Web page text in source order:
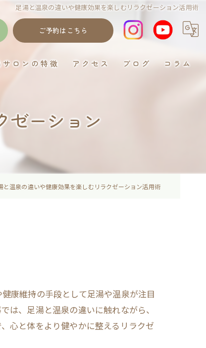
足湯と温泉の違いや健康効果を楽しむリラクゼーション活用術
ご予約はこちら
サロンの特徴
ットクリーナー
ネイト活性
アクセス ブログ コラム
ゼーション
と温泉の違いや健康効果を楽しむリラクゼーション活用術
康維持の手段として足湯や温泉が注目
は、足湯と温泉の違いに触れながら、
心と体をより健やかに整えるリラクゼ